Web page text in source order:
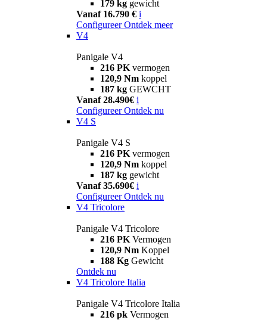
179 kg gewicht
Vanaf 16.790 € i
Configureer Ontdek meer
V4
Panigale V4
216 PK vermogen
120,9 Nm koppel
187 kg GEWCHT
Vanaf 28.490€ i
Configureer Ontdek nu
V4 S
Panigale V4 S
216 PK vermogen
120,9 Nm koppel
187 kg gewicht
Vanaf 35.690€ i
Configureer Ontdek nu
V4 Tricolore
Panigale V4 Tricolore
216 PK Vermogen
120,9 Nm Koppel
188 Kg Gewicht
Ontdek nu
V4 Tricolore Italia
Panigale V4 Tricolore Italia
216 pk Vermogen